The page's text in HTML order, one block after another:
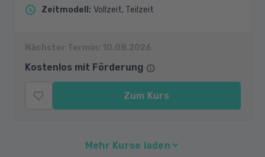
Zeitmodell: Vollzeit, Teilzeit
Nächster Termin: 10.08.2026
Kostenlos mit Förderung
Zum Kurs
Mehr Kurse laden